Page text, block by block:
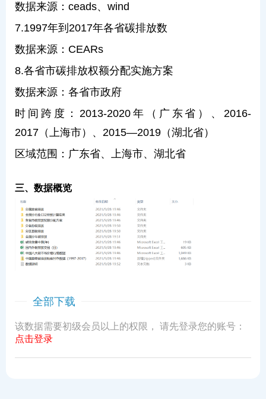
数据来源：ceads、wind
7.1997年到2017年各省碳排放数
数据来源：CEARs
8.各省市碳排放权额分配实施方案
数据来源：各省市政府
时间跨度：2013-2020年（广东省）、2016-
2017（上海市）、2015—2019（湖北省）
区域范围：广东省、上海市、湖北省
三、数据概览
全部下载
该数据需要初级会员以上的权限， 请先登录您的账号：
点击登录